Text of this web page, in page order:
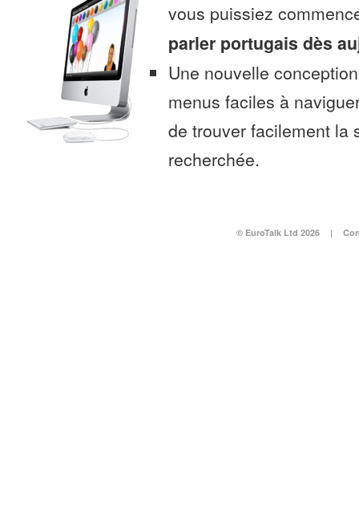
vous puissiez
parler portugais dès
Une nouvelle
menus faciles à
de trouver facilement la
recherchée.
© EuroTalk Ltd 2026 |